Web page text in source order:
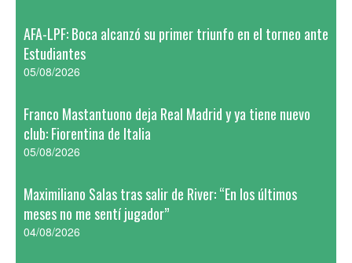
AFA-LPF: Boca alcanzó su primer triunfo en el torneo ante
Estudiantes
05/08/2026
Franco Mastantuono deja Real Madrid y ya tiene nuevo
club: Fiorentina de Italia
05/08/2026
Maximiliano Salas tras salir de River: “En los últimos
meses no me sentí jugador”
04/08/2026